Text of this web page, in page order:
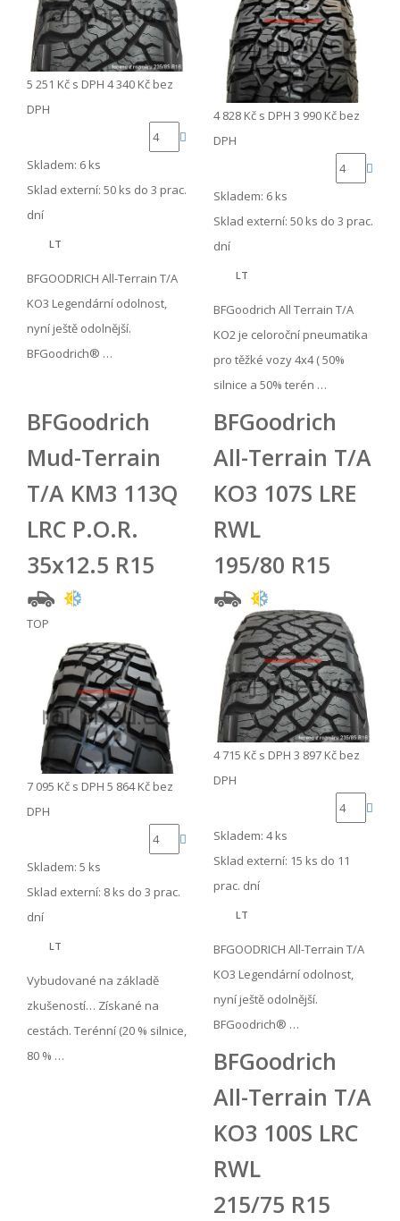
5 251 Kč s DPH 4 340 Kč bez
DPH
Skladem: 6 ks
Sklad externí: 50 ks do 3 prac.
dní
LT
BFGOODRICH All-Terrain T/A
KO3 Legendární odolnost,
nyní ještě odolnější.
BFGoodrich® …
4 828 Kč s DPH 3 990 Kč bez
DPH
Skladem: 6 ks
Sklad externí: 50 ks do 3 prac.
dní
LT
BFGoodrich All Terrain T/A
KO2 je celoroční pneumatika
pro těžké vozy 4x4 ( 50%
silnice a 50% terén …
BFGoodrich
Mud-Terrain
T/A KM3 113Q
LRC P.O.R.
35x12.5 R15
TOP
7 095 Kč s DPH 5 864 Kč bez
DPH
Skladem: 5 ks
Sklad externí: 8 ks do 3 prac.
dní
LT
Vybudované na základě
zkušeností… Získané na
cestách. Terénní (20 % silnice,
80 % …
BFGoodrich
All-Terrain T/A
KO3 107S LRE
RWL
195/80 R15
4 715 Kč s DPH 3 897 Kč bez
DPH
Skladem: 4 ks
Sklad externí: 15 ks do 11
prac. dní
LT
BFGOODRICH All-Terrain T/A
KO3 Legendární odolnost,
nyní ještě odolnější.
BFGoodrich® …
BFGoodrich
All-Terrain T/A
KO3 100S LRC
RWL
215/75 R15